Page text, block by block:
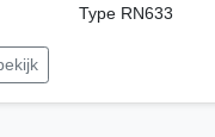
Type RN633